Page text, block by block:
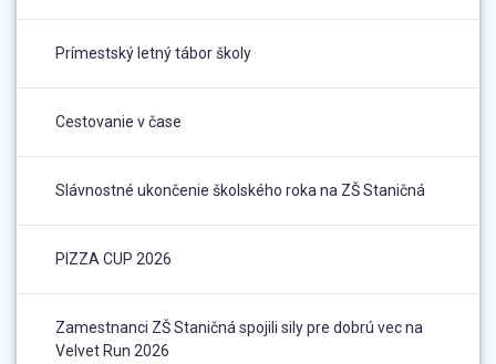
Prímestský letný tábor školy
Cestovanie v čase
Slávnostné ukončenie školského roka na ZŠ Staničná
PIZZA CUP 2026
Zamestnanci ZŠ Staničná spojili sily pre dobrú vec na
Velvet Run 2026